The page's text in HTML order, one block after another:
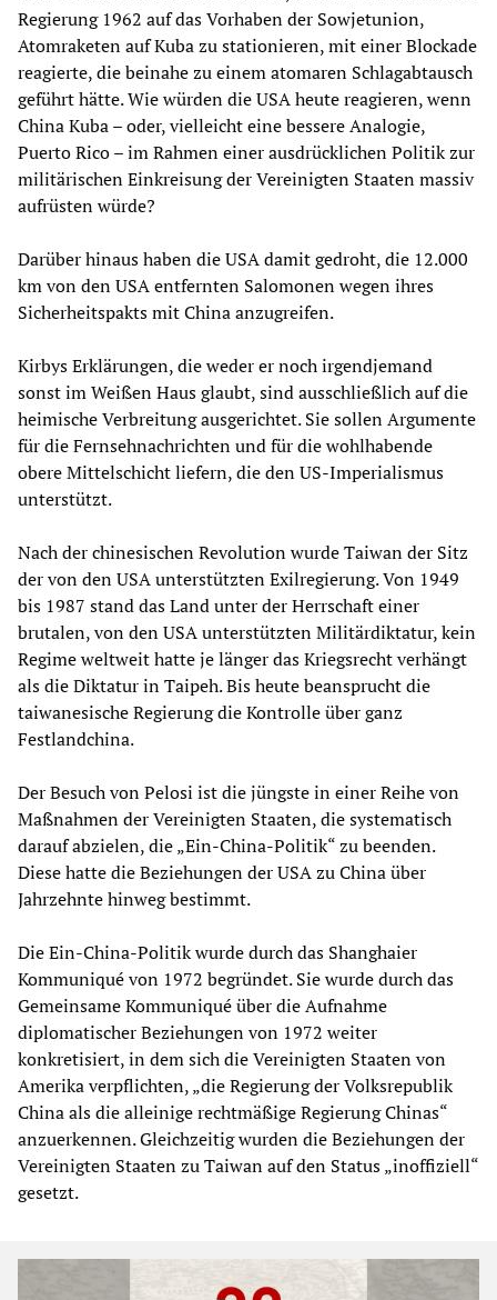
Regierung 1962 auf das Vorhaben der Sowjetunion,
Atomraketen auf Kuba zu stationieren, mit einer Blockade
reagierte, die beinahe zu einem atomaren Schlagabtausch
geführt hätte. Wie würden die USA heute reagieren, wenn
China Kuba – oder, vielleicht eine bessere Analogie,
Puerto Rico – im Rahmen einer ausdrücklichen Politik zur
militärischen Einkreisung der Vereinigten Staaten massiv
aufrüsten würde?
Darüber hinaus haben die USA damit gedroht, die 12.000
km von den USA entfernten Salomonen wegen ihres
Sicherheitspakts mit China anzugreifen.
Kirbys Erklärungen, die weder er noch irgendjemand
sonst im Weißen Haus glaubt, sind ausschließlich auf die
heimische Verbreitung ausgerichtet. Sie sollen Argumente
für die Fernsehnachrichten und für die wohlhabende
obere Mittelschicht liefern, die den US-Imperialismus
unterstützt.
Nach der chinesischen Revolution wurde Taiwan der Sitz
der von den USA unterstützten Exilregierung. Von 1949
bis 1987 stand das Land unter der Herrschaft einer
brutalen, von den USA unterstützten Militärdiktatur, kein
Regime weltweit hatte je länger das Kriegsrecht verhängt
als die Diktatur in Taipeh. Bis heute beansprucht die
taiwanesische Regierung die Kontrolle über ganz
Festlandchina.
Der Besuch von Pelosi ist die jüngste in einer Reihe von
Maßnahmen der Vereinigten Staaten, die systematisch
darauf abzielen, die „Ein-China-Politik“ zu beenden.
Diese hatte die Beziehungen der USA zu China über
Jahrzehnte hinweg bestimmt.
Die Ein-China-Politik wurde durch das Shanghaier
Kommuniqué von 1972 begründet. Sie wurde durch das
Gemeinsame Kommuniqué über die Aufnahme
diplomatischer Beziehungen von 1972 weiter
konkretisiert, in dem sich die Vereinigten Staaten von
Amerika verpflichten, „die Regierung der Volksrepublik
China als die alleinige rechtmäßige Regierung Chinas“
anzuerkennen. Gleichzeitig wurden die Beziehungen der
Vereinigten Staaten zu Taiwan auf den Status „inoffiziell“
gesetzt.